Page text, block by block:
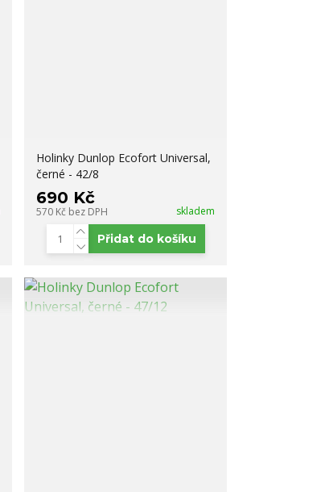
Holinky Dunlop Ecofort Universal,
černé - 42/8
690 Kč
570 Kč bez DPH skladem
Přidat do košíku